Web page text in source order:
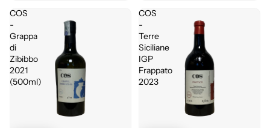
COS
-
Grappa
di
Zibibbo
2021
(500ml)
COS
-
Terre
Siciliane
IGP
Frappato
2023